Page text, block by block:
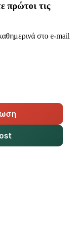
πρώτοι τις
στο e-mail